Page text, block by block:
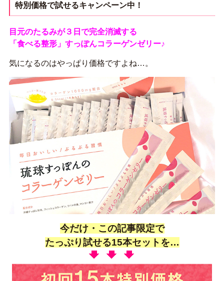
特別価格で試せるキャンペーン中！
目元のたるみが３日で完全消滅する
「食べる整形」すっぽんコラーゲンゼリー♪
気になるのはやっぱり価格ですよね…。
今だけ・この記事限定で
たっぷり試せる15本セットを…